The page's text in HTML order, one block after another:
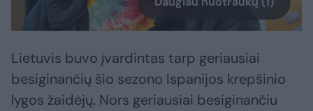
Lietuvis buvo įvardintas tarp geriausiai
besiginančių šio sezono Ispanijos krepšinio
lygos žaidėjų. Nors geriausiai besiginančiu